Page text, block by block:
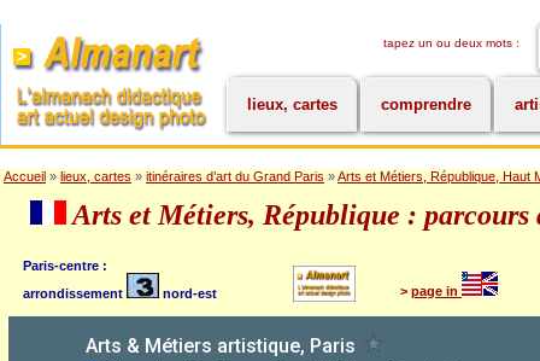
tapez un ou deux mots :
lieux, cartes comprendre
Accueil » lieux, cartes » itinéraires d’art du Grand Paris »Arts et Métiers, République, Haut
Arts et Métiers, République : parcours
Paris-centre :
arrondissement
nord-est > page in